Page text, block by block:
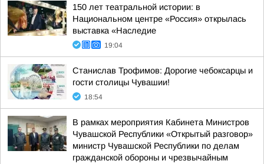
150 лет театральной истории: в
Национальном центре «Россия» открылась
выставка «Наследие
19:04
Станислав Трофимов: Дорогие чебоксарцы и
гости столицы Чувашии!
18:54
В рамках мероприятия Кабинета Министров
Чувашской Республики «Открытый разговор»
министр Чувашской Республики по делам
гражданской обороны и чрезвычайным